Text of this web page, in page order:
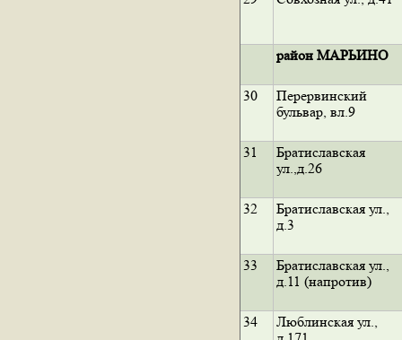
район МАРЬИНО
30
Перервинский
бульвар, вл.9
31
Братиславская
ул.,д.26
32
Братиславская ул.,
д.3
33
Братиславская ул.,
д.11 (напротив)
34
Люблинская ул.,